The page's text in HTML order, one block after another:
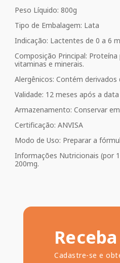
Peso Líquido: 800g
Tipo de Embalagem: Lata
Indicação: Lactentes de 0 a 6
Composição Principal:
vitaminas e minerais.
Alergênicos: Contém
Validade: 12 meses após a
Armazenamento: Conservar
Certificação: ANVISA
Modo de Uso: Preparar a
Informações Nutricionais (por
200mg.
Cadastre-se e